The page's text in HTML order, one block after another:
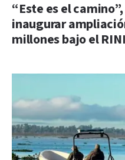
“Este es el
inaugurar
millones bajo el RINI